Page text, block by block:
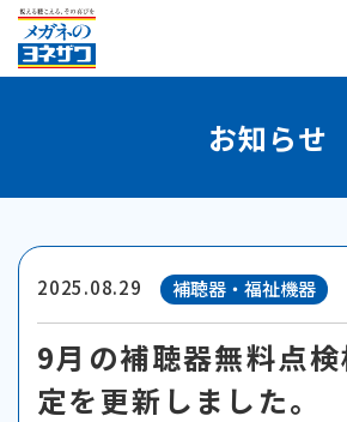
お知らせ
2025.08.29 補聴器・福祉機器
9月の補聴器無料点
定を更新しました。